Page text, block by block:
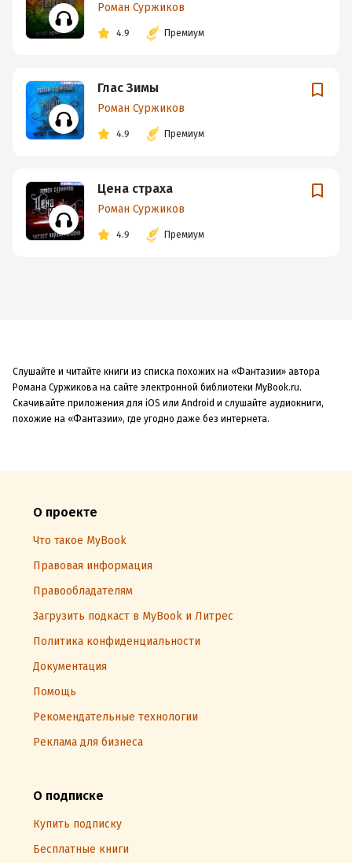
Роман Суржиков
4.9 Премиум
Глас Зимы
Роман Суржиков
4.9 Премиум
Цена страха
Роман Суржиков
4.9 Премиум
Слушайте и читайте книги из списка похожих на «Фантазии» автора
Романа Суржикова на сайте электронной библиотеки MyBook.ru.
Скачивайте приложения для iOS или Android и слушайте аудиокниги,
похожие на «Фантазии», где угодно даже без интернета.
О проекте
Что такое MyBook
Правовая информация
Правообладателям
Загрузить подкаст в MyBook и Литрес
Политика конфиденциальности
Документация
Помощь
Рекомендательные технологии
Реклама для бизнеса
О подписке
Купить подписку
Бесплатные книги